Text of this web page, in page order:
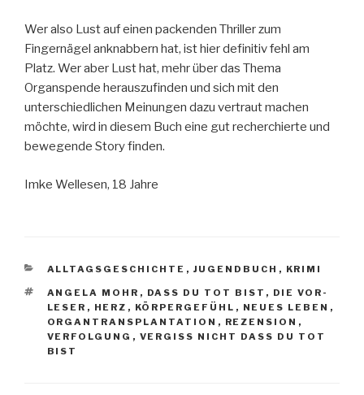
Wer also Lust auf einen packenden Thriller zum
Fingernägel anknabbern hat, ist hier definitiv fehl am
Platz. Wer aber Lust hat, mehr über das Thema
Organspende herauszufinden und sich mit den
unterschiedlichen Meinungen dazu vertraut machen
möchte, wird in diesem Buch eine gut recherchierte und
bewegende Story finden.
Imke Wellesen, 18 Jahre
KATEGORIEN
ALLTAGSGESCHICHTE , JUGENDBUCH , KRIMI
SCHLAGWÖRTER
ANGELA MOHR , DASS DU TOT BIST , DIE VOR-
LESER , HERZ , KÖRPERGEFÜHL , NEUES LEBEN ,
ORGANTRANSPLANTATION , REZENSION ,
VERFOLGUNG , VERGISS NICHT DASS DU TOT
BIST